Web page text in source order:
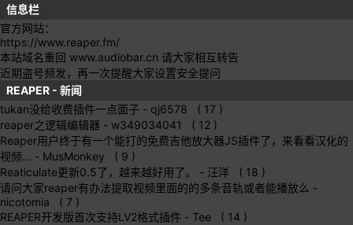
信息栏
官方网站：
https://www.reaper.fm/
本站域名重回 www.audiobar.cn 请大家相互转告
近期盗号频发，再一次提醒大家设置安全提问
REAPER - 新闻
tukan没给收费插件一点面子 - qj6578 ( 17 )
reaper之逻辑编辑器 - w349034041 ( 12 )
Reaper用户终于有一个能打的免费吉他放大器JS插件了，来看看汉化的
视频... - MusMonkey ( 9 )
Reaticulate更新0.5了，越来越好用了。
- 汪洋 ( 18 )
请问大家reaper有办法提取视频里面的的多条音轨或者能播放么 -
nicotomia ( 7 )
REAPER开发版首次支持LV2格式插件 - Tee ( 14 )